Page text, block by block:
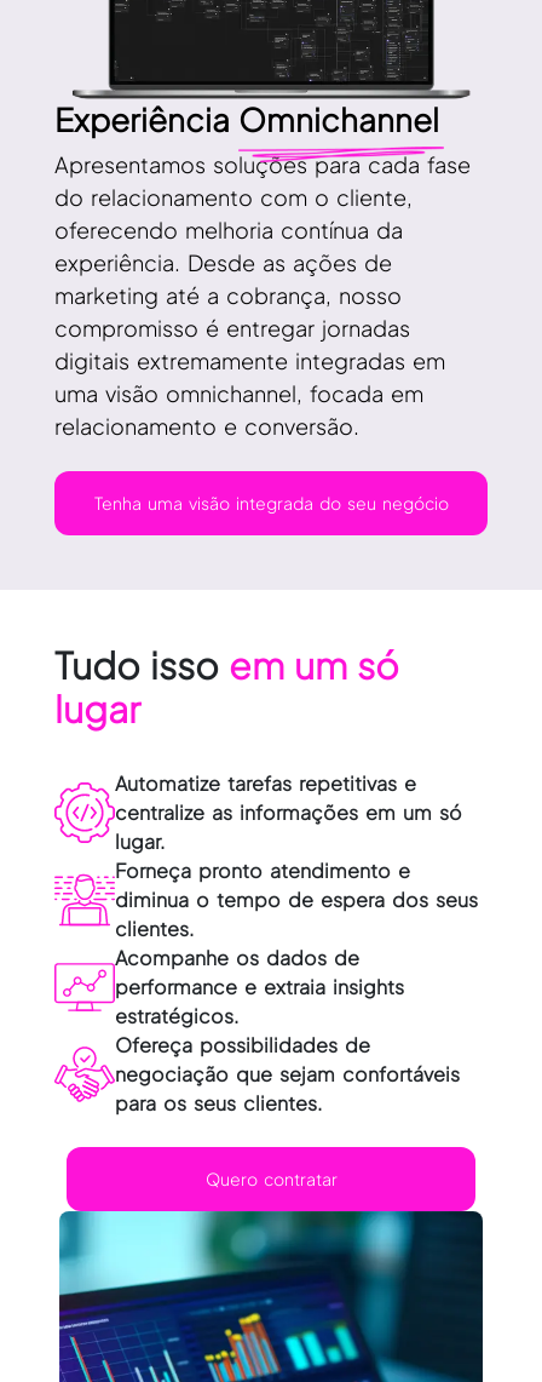
Experiência Omnichannel
Apresentamos soluções para cada fase
do relacionamento com o cliente,
oferecendo melhoria contínua da
experiência. Desde as ações de
marketing até a cobrança, nosso
compromisso é entregar jornadas
digitais extremamente integradas em
uma visão omnichannel, focada em
relacionamento e conversão.
Tenha uma visão integrada do seu negócio
Tudo isso em um só
lugar
Automatize tarefas repetitivas e
centralize as informações em um só
lugar.
Forneça pronto atendimento e
diminua o tempo de espera dos seus
clientes.
Acompanhe os dados de
performance e extraia insights
estratégicos.
Ofereça possibilidades de
negociação que sejam confortáveis
para os seus clientes.
Quero contratar